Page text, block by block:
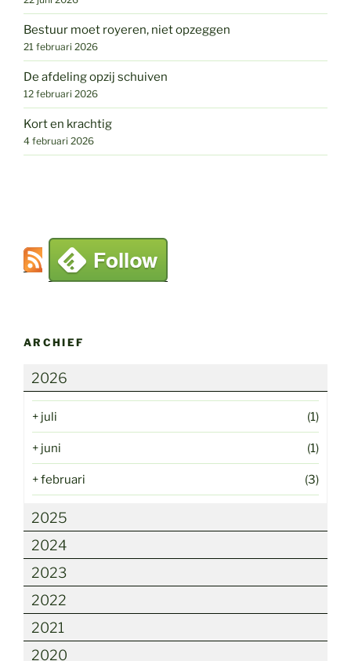
Bestuur moet royeren, niet opzeggen
21 februari 2026
De afdeling opzij schuiven
12 februari 2026
Kort en krachtig
4 februari 2026
ARCHIEF
2026
+ juli (1)
+ juni (1)
+februari (3)
2025
2024
2023
2022
2021
2020